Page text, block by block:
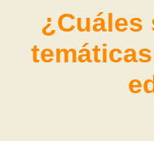
¿Cuáles